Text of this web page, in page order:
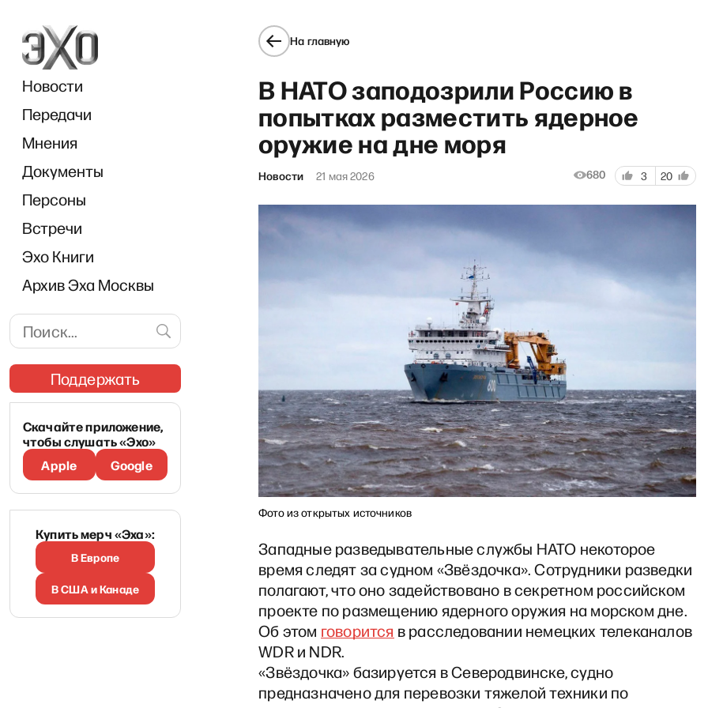
Новости
Передачи
Мнения
Документы
Персоны
Встречи
Эхо Книги
Архив Эха Москвы
Поддержать
Скачайте приложение,
чтобы слушать «Эхо»
Apple
Google
Купить мерч «Эха»:
В Европе
В США и Канаде
На главную
В НАТО заподозрили Россию в
попытках разместить ядерное
оружие на дне моря
Новости 21 мая 2026 680 3 20
Фото из открытых источников
Западные разведывательные службы НАТО некоторое
время следят за судном «Звёздочка». Сотрудники разведки
полагают, что оно задействовано в секретном российском
проекте по размещению ядерного оружия на морском дне.
Об этом говорится в расследовании немецких телеканалов
WDR и NDR.
«Звёздочка» базируется в Северодвинске, судно
предназначено для перевозки тяжелой техники по
«Итоги» с Дмитрием